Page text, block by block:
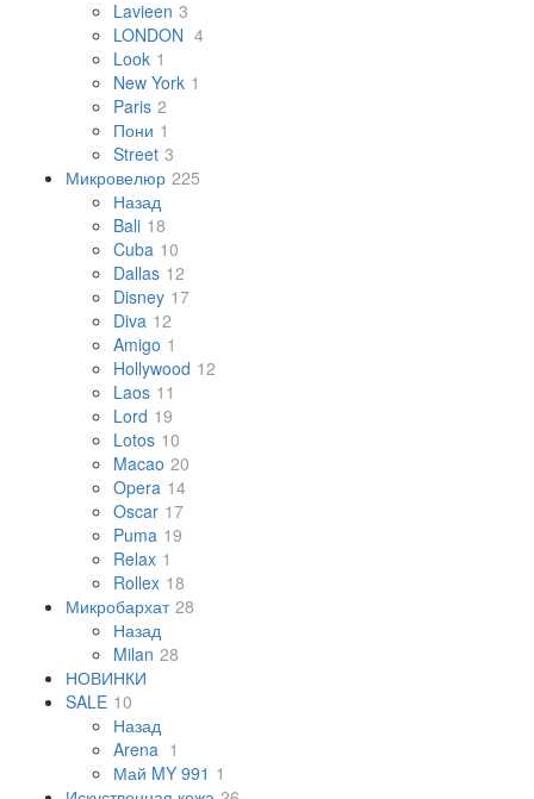
Lavieen 3
LONDON 4
Look 1
New York 1
Paris 2
Пони 1
Street 3
Микровелюр 225
Назад
Bali 18
Cuba 10
Dallas 12
Disney 17
Diva 12
Amigo 1
Hollywood 12
Laos 11
Lord 19
Lotos 10
Macao 20
Opera 14
Oscar 17
Puma 19
Relax 1
Rollex 18
Микробархат 28
Назад
Milan 28
НОВИНКИ
SALE 10
Назад
Arena 1
Май MY 991 1